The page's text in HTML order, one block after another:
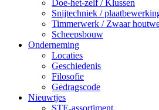
Doe-het-zelf / Klussen
Snijtechniek /
Timmerwerk / Zwaar
Scheepsbouw
Onderneming
Locaties
Geschiedenis
Filosofie
Gedragscode
Nieuwtjes
STE-assortiment